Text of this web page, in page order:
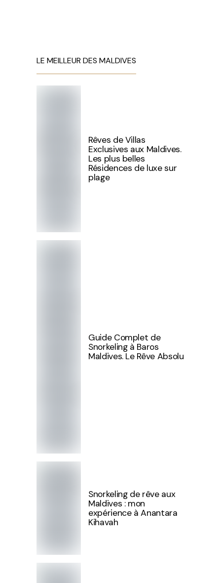
LE MEILLEUR DES MALDIVES
Rêves de Villas
Exclusives aux Maldives.
Les plus belles
Résidences de luxe sur
plage
Guide Complet de
Snorkeling à Baros
Maldives. Le Rêve Absolu
Snorkeling de rêve aux
Maldives : mon
expérience à Anantara
Kihavah